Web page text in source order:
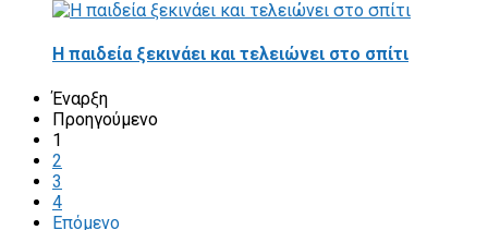
Η παιδεία ξεκινάει και τελειώνει στο σπίτι
Έναρξη
Προηγούμενο
1
2
3
4
Επόμενο